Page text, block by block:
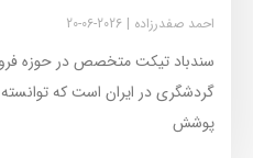
احمد صفدرزاده
سندباد تیکت متخصص در حوزه
گردشگری در ایران است که توانسته
پوشش